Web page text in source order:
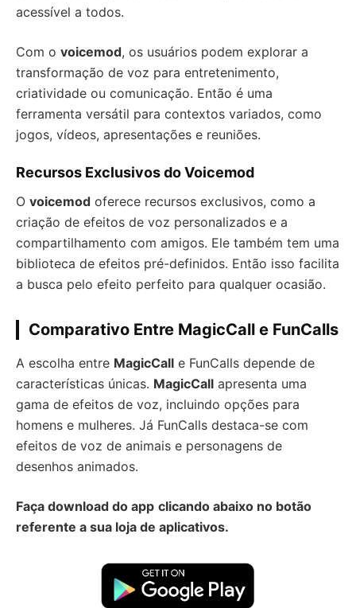
acessível a todos.
Com o voicemod, os usuários podem explorar a
transformação de voz para entretenimento,
criatividade ou comunicação. Então é uma
ferramenta versátil para contextos variados, como
jogos, vídeos, apresentações e reuniões.
Recursos Exclusivos do Voicemod
O voicemod oferece recursos exclusivos, como a
criação de efeitos de voz personalizados e a
compartilhamento com amigos. Ele também tem uma
biblioteca de efeitos pré-definidos. Então isso facilita
a busca pelo efeito perfeito para qualquer ocasião.
Comparativo Entre MagicCall e FunCalls
A escolha entre MagicCall e FunCalls depende de
características únicas. MagicCall apresenta uma
gama de efeitos de voz, incluindo opções para
homens e mulheres. Já FunCalls destaca-se com
efeitos de voz de animais e personagens de
desenhos animados.
Faça download do app clicando abaixo no botão
referente a sua loja de aplicativos.